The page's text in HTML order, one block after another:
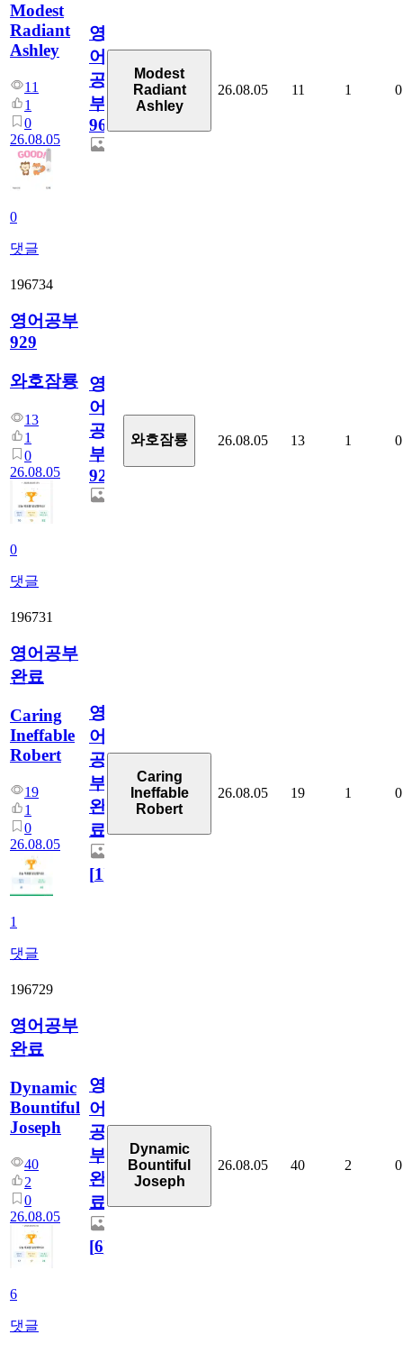
Modest
Radiant
Ashley
11
1
0
26.08.05
0
댓글
영
어
공
부
96
Modest
Radiant
Ashley
26.08.05 11 1 0
196734
영어공부
929
와호잠룡
13
1
0
26.08.05
0
댓글
영
어
공
부
929
와호잠룡 26.08.05 13 1 0
196731
영어공부
완료
Caring
Ineffable
Robert
19
1
0
26.08.05
1
댓글
영
어
공
부
완
료
[1]
Caring
Ineffable
Robert
26.08.05 19 1 0
196729
영어공부
완료
Dynamic
Bountiful
Joseph
40
2
0
26.08.05
6
댓글
영
어
공
부
완
료
[6]
Dynamic
Bountiful
Joseph
26.08.05 40 2 0